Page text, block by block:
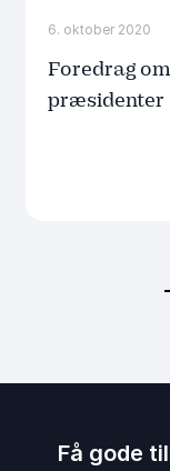
6. oktober 2020
Foredrag
præsidenter
Få gode